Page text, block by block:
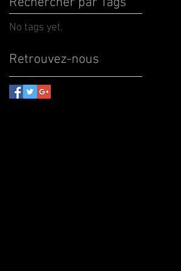
No tags yet.
Retrouvez-nous